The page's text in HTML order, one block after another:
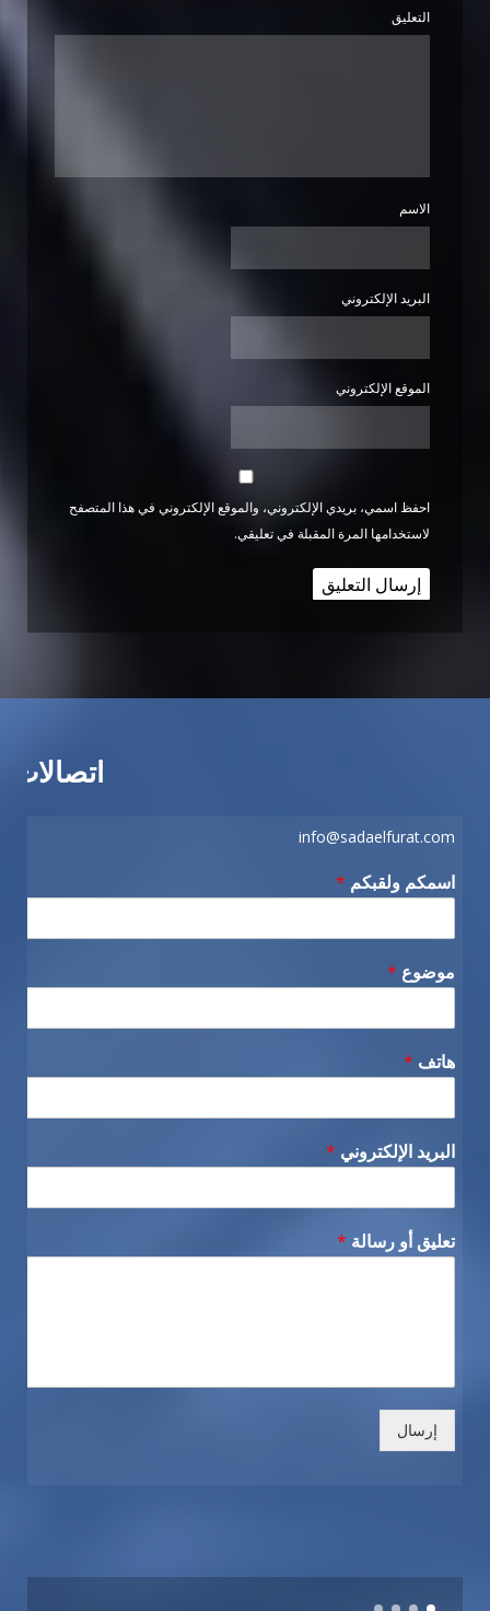
التعليق
الاسم
البريد الإلكتروني
الموقع الإلكتروني
احفظ اسمي، بريدي الإلكتروني، والموقع الإلكتروني في هذا المتصفح
لاستخدامها المرة المقبلة في تعليقي.
اتصالات
info@sadaelfurat.com
اسمكم ولقبكم *
موضوع *
هاتف *
البريد الإلكتروني *
تعليق أو رسالة *
إرسال